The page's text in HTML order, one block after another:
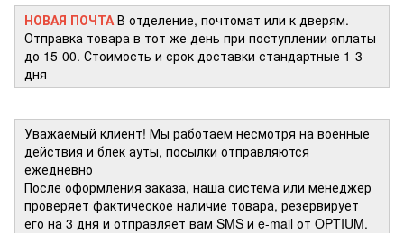
НОВАЯ ПОЧТА В отделение, почтомат или к дверям.
Отправка товара в тот же день при поступлении оплаты
до 15-00. Стоимость и срок доставки стандартные 1-3
дня
Уважаемый клиент! Мы работаем несмотря на военные
действия и блек ауты, посылки отправляются
ежедневно
После оформления заказа, наша система или менеджер
проверяет фактическое наличие товара, резервирует
его на 3 дня и отправляет вам SMS и e-mail от OPTIUM.